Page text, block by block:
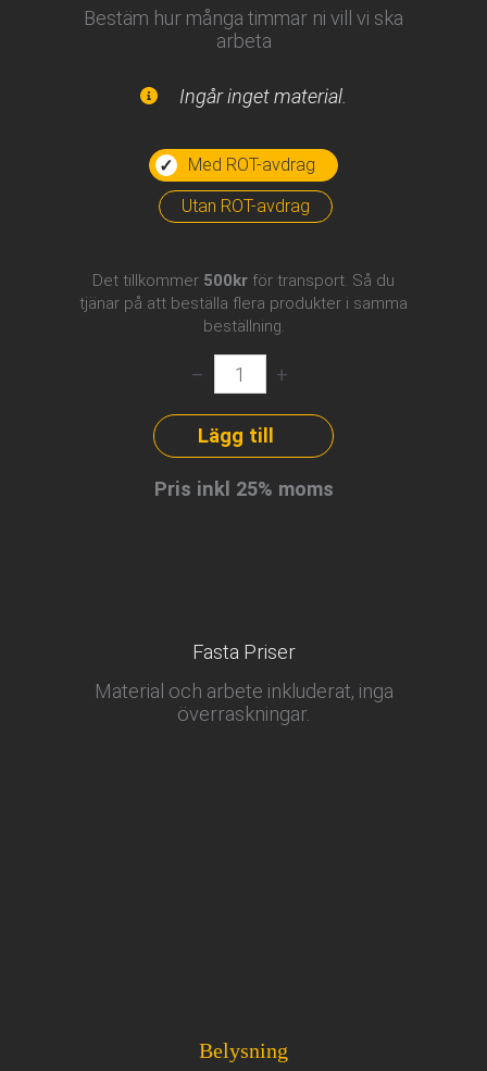
Bestäm hur många timmar ni vill vi ska
arbeta
Ingår inget material.
Med ROT-avdrag
Utan ROT-avdrag
Det tillkommer 500kr för transport. Så du
tjänar på att beställa flera produkter i samma
beställning.
–
Elektriker
–
1
timme
på
plats
mängd
+
Lägg till
Pris inkl 25% moms
Fasta Priser
Material och arbete inkluderat, inga
överraskningar.
Belysning